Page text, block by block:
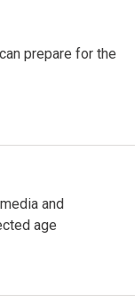
prepare for the
and
age